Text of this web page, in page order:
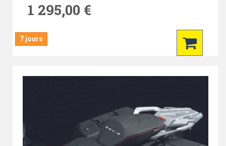
1 295,00 €
7 jours